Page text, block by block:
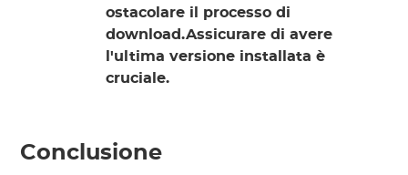
ostacolare il processo di
download.Assicurare di avere
l'ultima versione installata è
cruciale.
Conclusione